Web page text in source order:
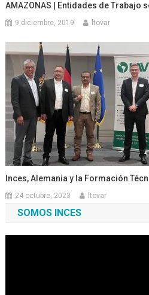
AMAZONAS | Entidades de Trabajo
9 diciembre, 2019 ltovar
Inces, Alemania y la Formación
24 octubre, 2023 ltovar
SOMOS INCES